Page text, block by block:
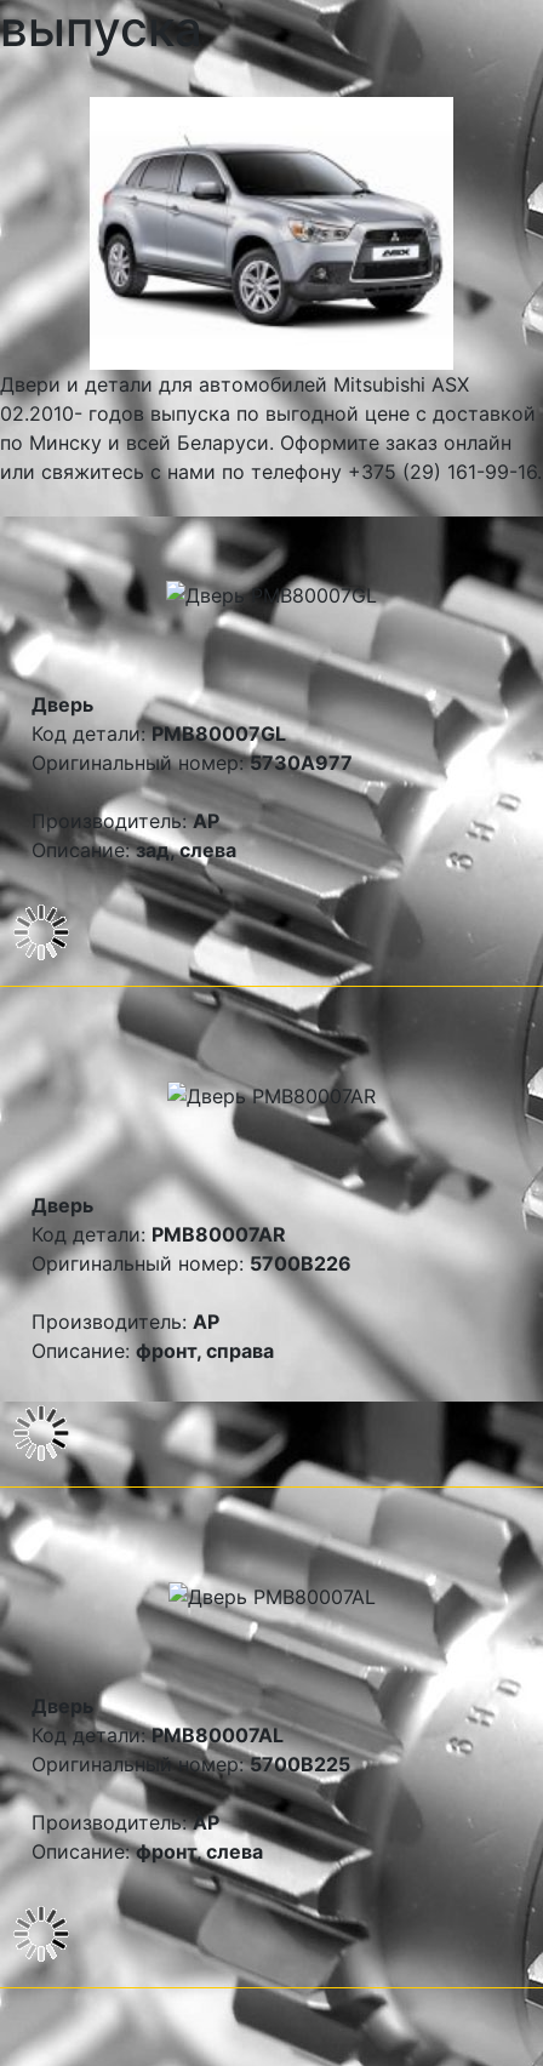
выпуска
Двери и детали для автомобилей Mitsubishi ASX
02.2010- годов выпуска по выгодной цене с доставкой
по Минску и всей Беларуси. Оформите заказ онлайн
или свяжитесь с нами по телефону +375 (29) 161-99-16.
Дверь
Код детали:PMB80007GL
Оригинальный номер:5730A977
Производитель:AP
Описание:зад, слева
Дверь
Код детали: PMB80007AR
Оригинальный номер:5700B226
Производитель: AP
Описание: фронт, справа
Дверь
Код детали:PMB80007AL
Оригинальный номер:5700B225
Производитель:AP
Описание:фронт, слева